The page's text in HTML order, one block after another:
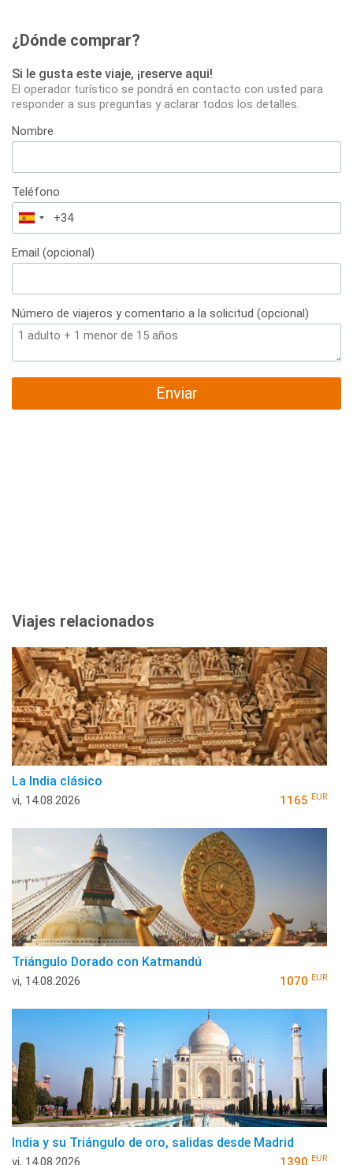
¿Dónde comprar?
Si le gusta este viaje, ¡reserve aqui!
El operador turístico se pondrá en contacto con usted para
responder a sus preguntas y aclarar todos los detalles.
Nombre
Teléfono
España
+34
Email (opcional)
Número de viajeros y comentario a la solicitud (opcional)
Enviar
Viajes relacionados
La India clásico
vi, 14.08.2026 1165 EUR
Triángulo Dorado con Katmandú
vi, 14.08.2026 1070 EUR
India y su Triángulo de oro, salidas desde Madrid
vi, 14.08.2026 1390 EUR